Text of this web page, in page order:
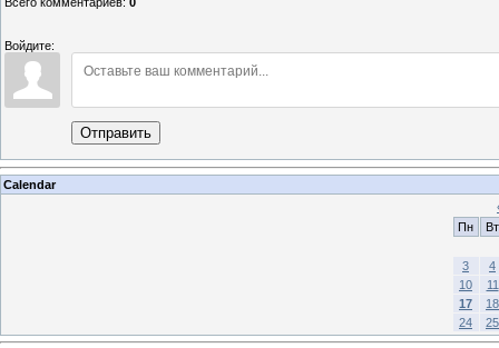
Войдите:
Отправить
Calendar
Пн
Вт
3
4
10
11
17
18
24
25